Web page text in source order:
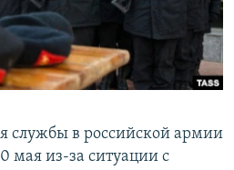
службы в российской армии
мая из-за ситуации с